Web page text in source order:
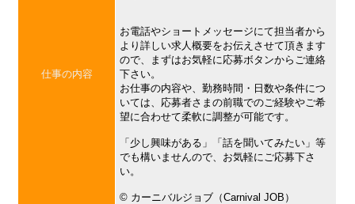
仕事の内容
お電話やショートメッセージにて担当者から
より詳しい求人概要をお伝えさせて頂きます
ので、まずはお気軽に応募ボタンからご連絡
下さい。
お仕事の内容や、勤務時間・日数や条件につ
いては、応募者さまの前職でのご経験やご希
望に合わせて柔軟に調整が可能です。
「少し興味がある」「話を聞いてみたい」等
でも構いませんので、お気軽にご応募下さ
い。
©︎ カーニバルジョブ（Carnival JOB）